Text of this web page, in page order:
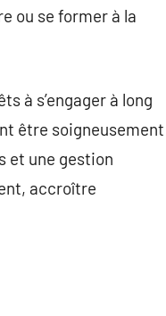
ou se former à la
à s’engager à long
être soigneusement
et une gestion
accroître